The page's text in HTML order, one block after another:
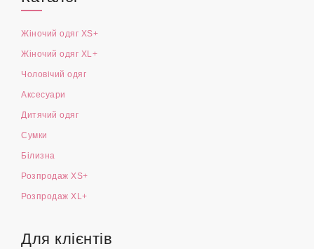
Жіночий одяг XS+
Жіночий одяг XL+
Чоловічий одяг
Аксесуари
Дитячий одяг
Сумки
Білизна
Розпродаж XS+
Розпродаж XL+
Для клієнтів